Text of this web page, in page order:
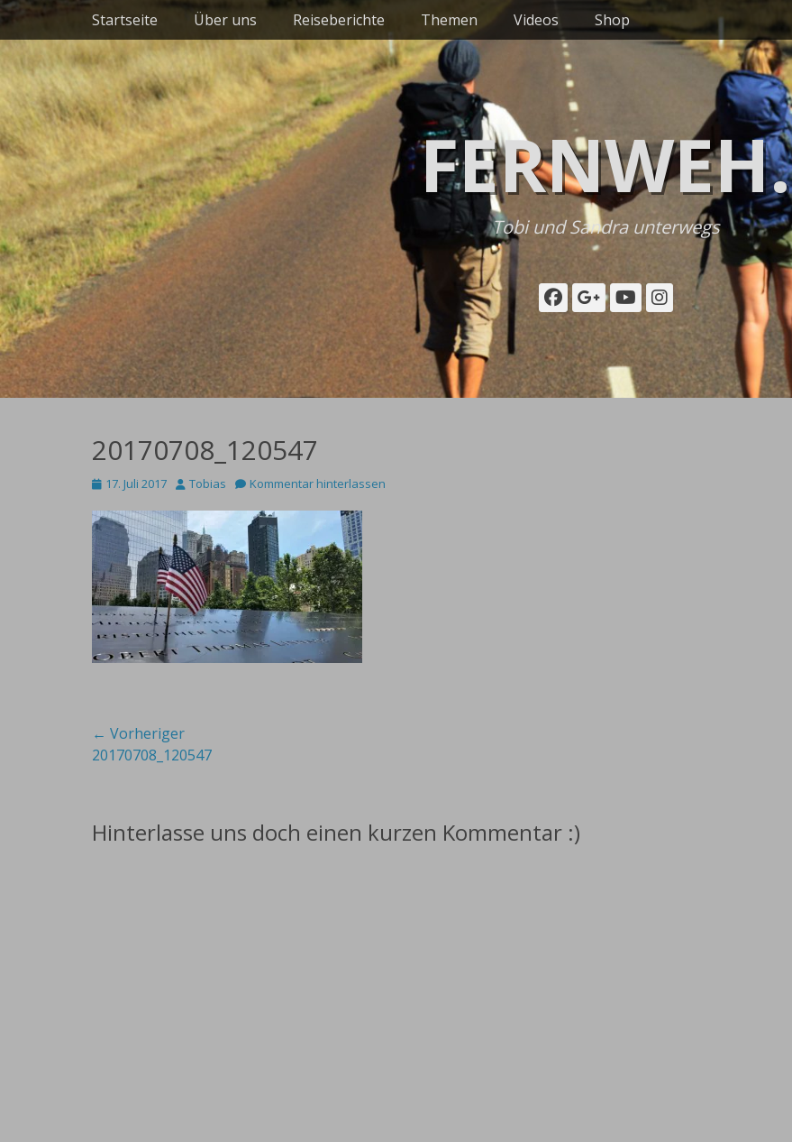
Zum
Inhalt
springen
Primäres Menü
Startseite Über uns Reiseberichte Themen Videos Shop
FERNWEH.
Tobi und Sandra unterwegs
Facebook
Googleplus
YouTube
Instagram
20170708_120547
Posted
17. Juli 2017 AutorTobias Kommentar hinterlassen
Beitragsnavigation
← Vorheriger
Vorheriger
20170708_120547
Hinterlasse uns doch einen kurzen Kommentar :)